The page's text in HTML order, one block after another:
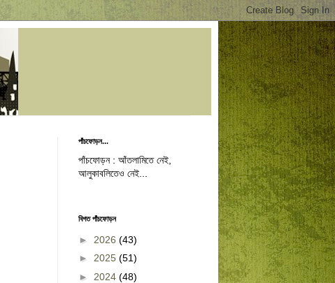
পাঁচফোড়ন...
পাঁচফোড়ন : আঁতলামিতে নেই,
আলুকাবলিতেও নেই...
বিগত পাঁচফোড়ন
► 2026 (43)
► 2025 (51)
► 2024 (48)